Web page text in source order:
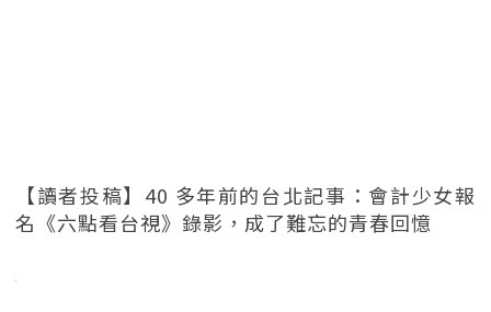
【讀者投稿】40 多年前的台北記事：會計少女報
名《六點看台視》錄影，成了難忘的青春回憶